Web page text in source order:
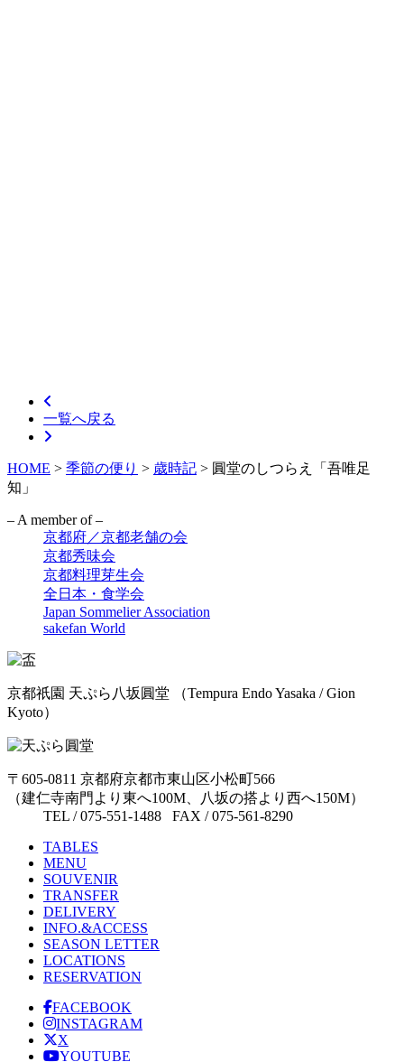
一覧へ戻る
HOME > 季節の便り > 歳時記 > 圓堂のしつらえ「吾唯足
知」
– A member of –
京都府／京都老舗の会
京都秀味会
京都料理芽生会
全日本・食学会
Japan Sommelier Association
sakefan World
京都祇園 天ぷら八坂圓堂 （Tempura Endo Yasaka / Gion
Kyoto）
〒605-0811 京都府京都市東山区小松町566
（建仁寺南門より東へ100M、八坂の搭より西へ150M）
TEL / 075-551-1488 FAX / 075-561-8290
TABLES
MENU
SOUVENIR
TRANSFER
DELIVERY
INFO.&ACCESS
SEASON LETTER
LOCATIONS
RESERVATION
FACEBOOK
INSTAGRAM
X
YOUTUBE